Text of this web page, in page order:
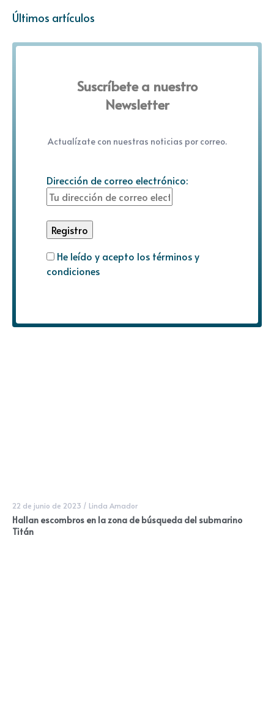
Últimos artículos
Suscríbete a nuestro
Newsletter
Actualízate con nuestras noticias por correo.
Dirección de correo electrónico:
He leído y acepto los términos y
condiciones
22 de junio de 2023 / Linda Amador
Hallan escombros en la zona de búsqueda del submarino
Titán